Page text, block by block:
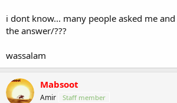
i dont know... many people asked me
the answer/???
wassalam
Mabsoot
Amir Staff member